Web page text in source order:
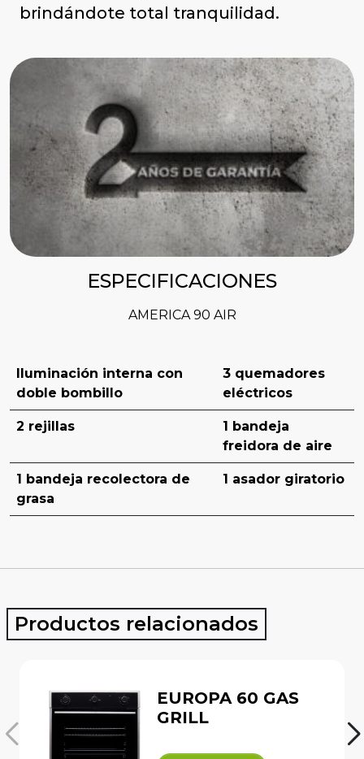
brindándote total tranquilidad.
ESPECIFICACIONES
AMERICA 90 AIR
Iluminación interna con
doble bombillo
3 quemadores
eléctricos
2 rejillas
1 bandeja
freidora de aire
1 bandeja recolectora de
grasa
1 asador giratorio
Productos relacionados
EUROPA 60 GAS
GRILL